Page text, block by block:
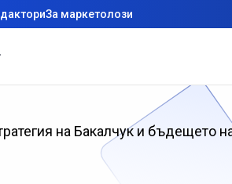
За маркетолози
на Бакалчук и бъдещето